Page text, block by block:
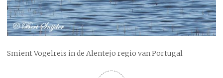
Smient Vogelreis in de Alentejo regio van Portugal